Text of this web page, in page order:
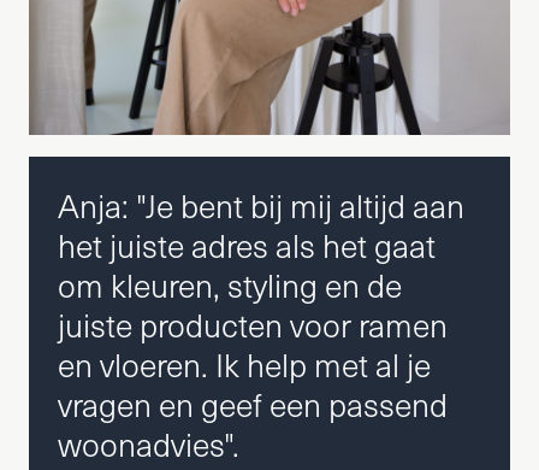
Anja: "Je bent bij mij altijd aan
het juiste adres als het gaat
om kleuren, styling en de
juiste producten voor ramen
en vloeren. Ik help met al je
vragen en geef een passend
woonadvies".